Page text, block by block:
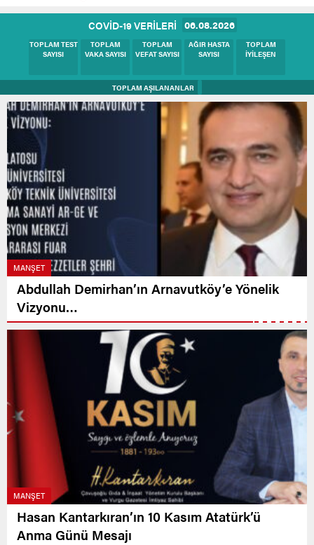
COVİD-19 VERİLERİ 06.08.2026
BUGÜNKÜ
TEST SAYISI
BUGÜNKÜ
VAKA SAYISI
BUGÜNKÜ
HASTA SAYISI
BUGÜNKÜ
VEFAT SAYISI
BUGÜNKÜ
İYİLEŞEN
TOPLAM AŞILANANLAR
MANŞET
Abdullah Demirhan’ın Arnavutköy’e Yönelik
Vizyonu…
MANŞET
Hasan Kantarkıran’ın 10 Kasım Atatürk’ü
Anma Günü Mesajı